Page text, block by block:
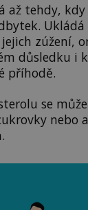
až tehdy,
Ukládá
zúžení,
důsledku i
příhodě.
se
nebo